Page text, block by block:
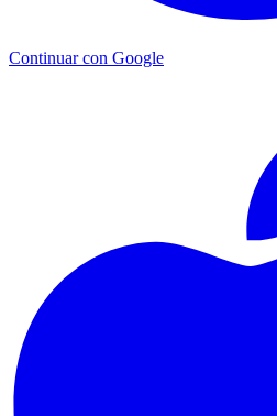
Continuar con Google